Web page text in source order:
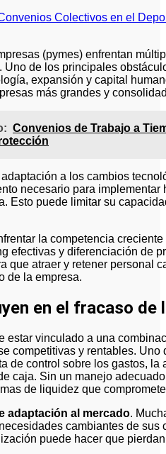
Colectivos en el
(pymes) enfrentan
de los principales
expansión y capital
más grandes y
Convenios de Trabajo a
a los cambios
necesario para
Esto puede limitar su
la competencia
efectivas y diferenciación de
que atraer y retener personal
de la empresa.
en el fracaso de
estar vinculado a una
competitivas y rentables.
de control sobre los gastos,
caja. Sin un manejo
de liquidez que
adaptación al mercado.
cambiantes de
puede hacer que